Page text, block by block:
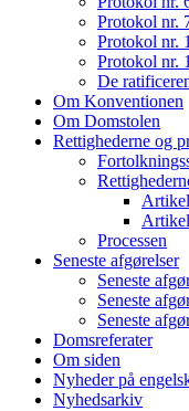
Protokol nr.
Protokol nr.
Protokol nr.
De
Om Konventionen
Om Domstolen
Rettighederne og
Processen
Seneste afgørelser
Seneste
Seneste
Seneste
Domsreferater
Om siden
Nyheder på
Nyhedsarkiv